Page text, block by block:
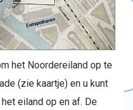
het Noordereiland op te
(zie kaartje) en u kunt
eiland op en af. De